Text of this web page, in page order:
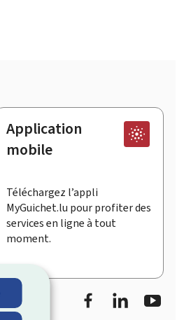
Application
mobile
Téléchargez l’appli
MyGuichet.lu pour profiter des
services en ligne à tout
moment.
FacebookLinkedIn